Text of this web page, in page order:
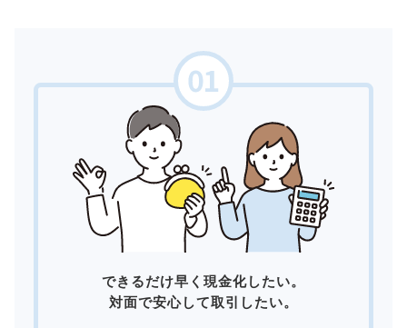
できるだけ早く現金化したい。
対面で安心して取引したい。